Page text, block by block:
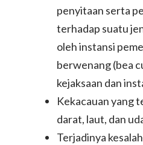
penyitaan serta
terhadap suatu
oleh instansi
berwenang (bea
kejaksaan dan
Kekacauan yang
darat, laut, dan
Terjadinya